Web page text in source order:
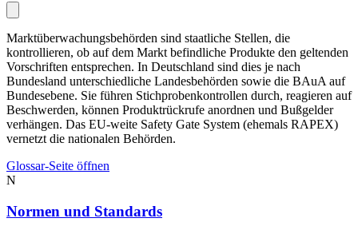
Marktüberwachungsbehörden sind staatliche Stellen, die
kontrollieren, ob auf dem Markt befindliche Produkte den geltenden
Vorschriften entsprechen. In Deutschland sind dies je nach
Bundesland unterschiedliche Landesbehörden sowie die BAuA auf
Bundesebene. Sie führen Stichprobenkontrollen durch, reagieren auf
Beschwerden, können Produktrückrufe anordnen und Bußgelder
verhängen. Das EU-weite Safety Gate System (ehemals RAPEX)
vernetzt die nationalen Behörden.
Glossar-Seite öffnen
N
Normen und Standards